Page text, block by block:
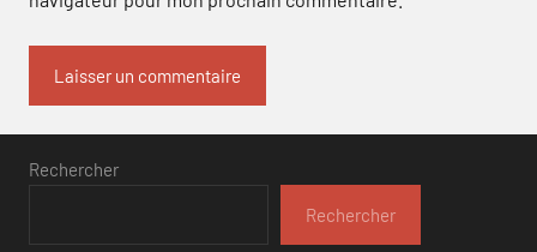
Rechercher
Rechercher